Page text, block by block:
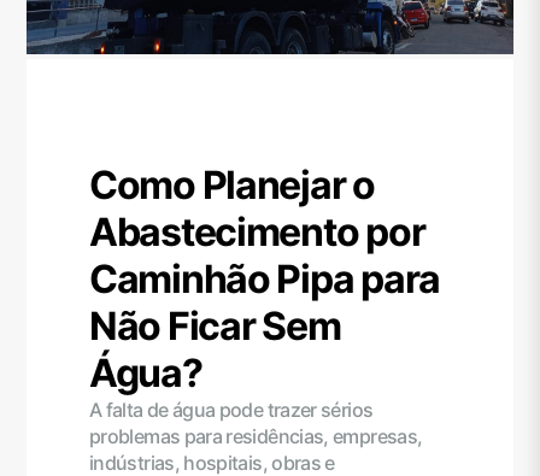
Como Planejar o
Abastecimento por
Caminhão Pipa para
Não Ficar Sem
Água?
A falta de água pode trazer sérios
problemas para residências, empresas,
indústrias, hospitais, obras e